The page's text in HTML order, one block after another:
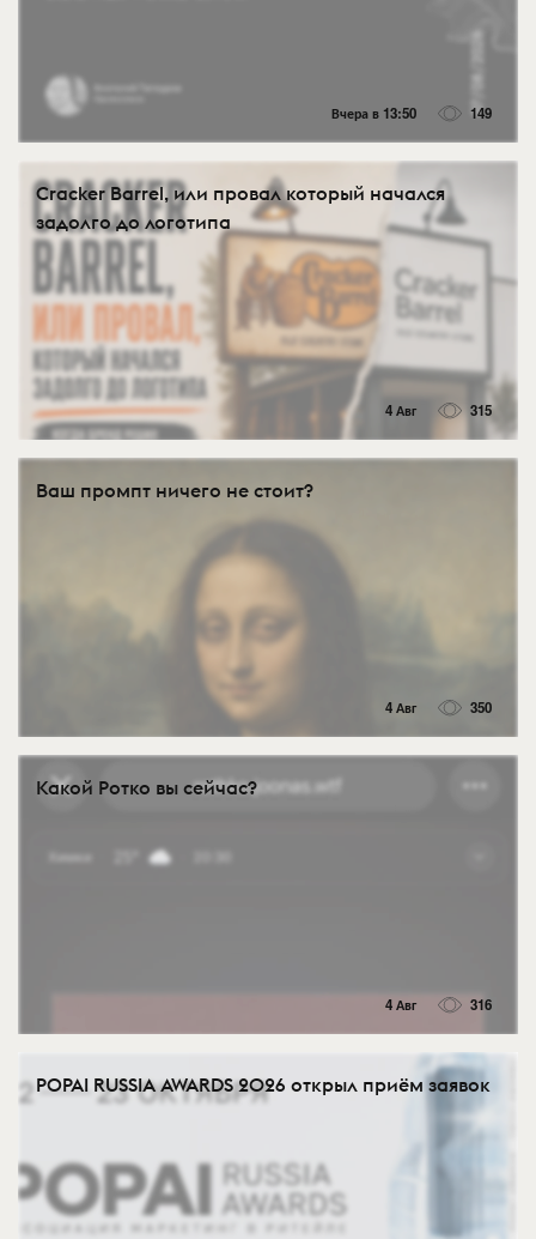
Вчера в 13:50 149
Cracker Barrel, или провал который начался
задолго до логотипа
4 Авг 315
Ваш промпт ничего не стоит?
4 Авг 350
Какой Ротко вы сейчас?
4 Авг 316
POPAI RUSSIA AWARDS 2026 открыл приём заявок